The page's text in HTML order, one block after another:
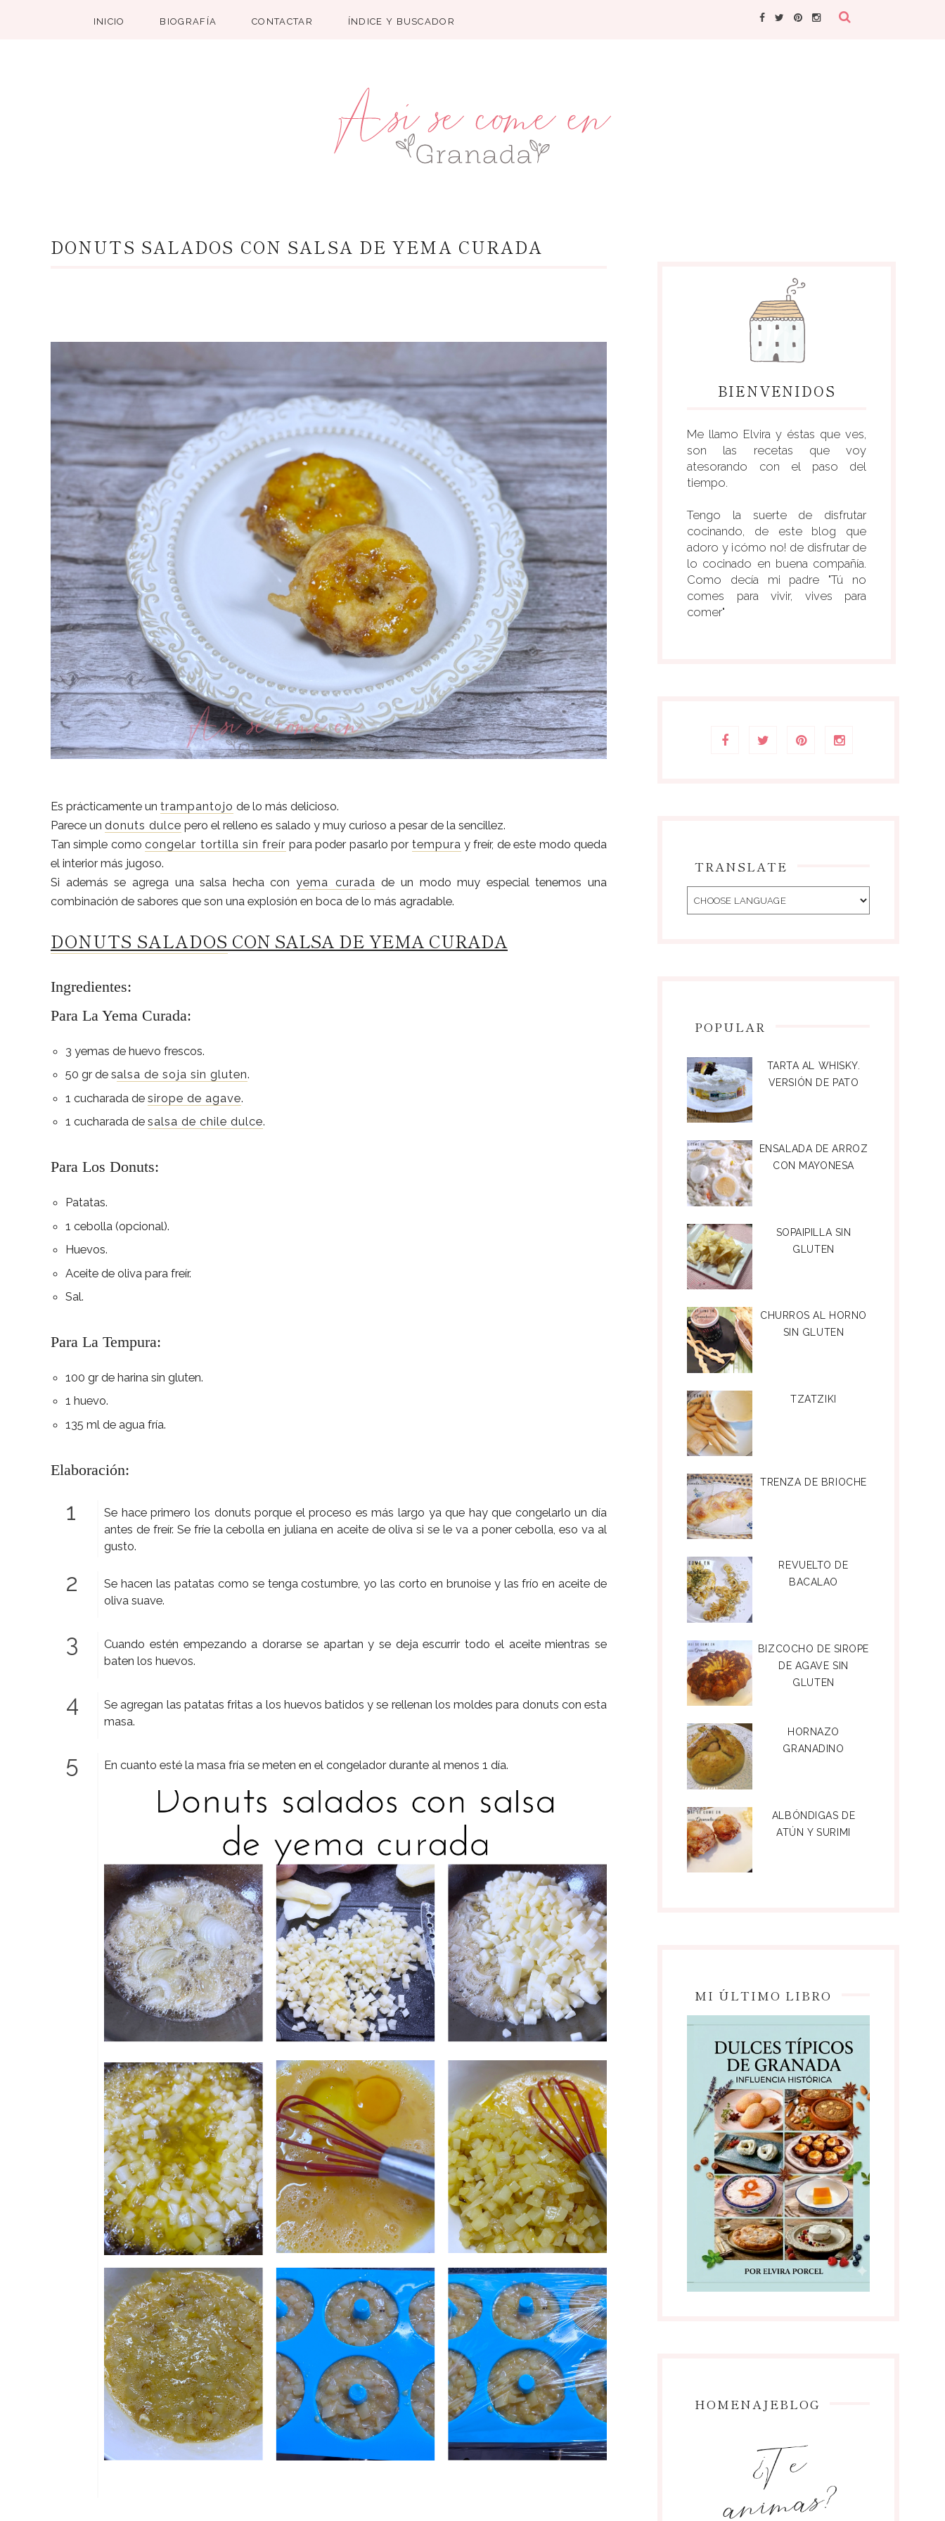
INICIO BIOGRAFÍA CONTACTAR ÍNDICE Y BUSCADOR
DONUTS SALADOS CON SALSA DE YEMA CURADA
Es prácticamente un trampantojo de lo más delicioso.
Parece un donuts dulce pero el relleno es salado y muy curioso a pesar de la sencillez.
Tan simple comocongelar tortilla sin freír para poder pasarlo por tempura y freír, de este modo queda
el interior más jugoso.
Si además se agrega una salsa hecha con yema curada de un modo muy especial tenemos una
combinación de sabores que son una explosión en boca de lo más agradable.
DONUTS SALADOS CON SALSA DE YEMA CURADA
Ingredientes:
Para La Yema Curada:
3 yemas de huevo frescos.
50 gr de salsa de soja sin gluten.
1 cucharada de sirope de agave.
1 cucharada de salsa de chile dulce.
Para Los Donuts:
Patatas.
1 cebolla (opcional).
Huevos.
Aceite de oliva para freír.
Sal.
Para La Tempura:
100 gr de harina sin gluten.
1 huevo.
135 ml de agua fría.
Elaboración:
Se hace primero los donuts porque el proceso es más largo ya que hay que congelarlo un día
antes de freír. Se fríe la cebolla en juliana en aceite de oliva si se le va a poner cebolla, eso va al
gusto.
Se hacen las patatas como se tenga costumbre, yo las corto en brunoise y las frío en aceite de
oliva suave.
Cuando estén empezando a dorarse se apartan y se deja escurrir todo el aceite mientras se
baten los huevos.
Se agregan las patatas fritas a los huevos batidos y se rellenan los moldes para donuts con esta
masa.
En cuanto esté la masa fría se meten en el congelador durante al menos 1 día.
BIENVENIDOS
Me llamo Elvira y éstas que ves,
son las recetas que voy
atesorando con el paso del
tiempo.
Tengo la suerte de disfrutar
cocinando, de este blog que
adoro y ¡cómo no! de disfrutar de
lo cocinado en buena compañía.
Como decía mi padre "Tú no
comes para vivir, vives para
comer"
TRANSLATE
POPULAR
TARTA AL WHISKY.
VERSIÓN DE PATO
ENSALADA DE ARROZ
CON MAYONESA
SOPAIPILLA SIN
GLUTEN
CHURROS AL HORNO
SIN GLUTEN
TZATZIKI
TRENZA DE BRIOCHE
REVUELTO DE
BACALAO
BIZCOCHO DE SIROPE
DE AGAVE SIN
GLUTEN
HORNAZO
GRANADINO
ALBÓNDIGAS DE
ATÚN Y SURIMI
MI ÚLTIMO LIBRO
HOMENAJEBLOG